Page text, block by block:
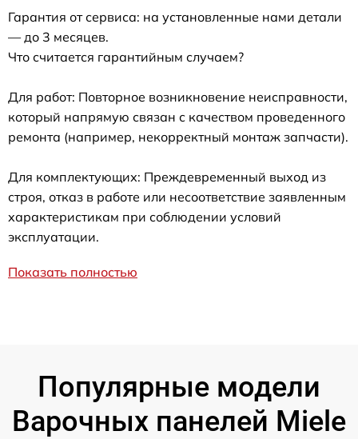
Гарантия от сервиса: на установленные нами детали
— до 3 месяцев.
Что считается гарантийным случаем?
Для работ: Повторное возникновение неисправности,
который напрямую связан с качеством проведенного
ремонта (например, некорректный монтаж запчасти).
Для комплектующих: Преждевременный выход из
строя, отказ в работе или несоответствие заявленным
характеристикам при соблюдении условий
эксплуатации.
Показать полностью
Популярные модели
Варочных панелей Miele